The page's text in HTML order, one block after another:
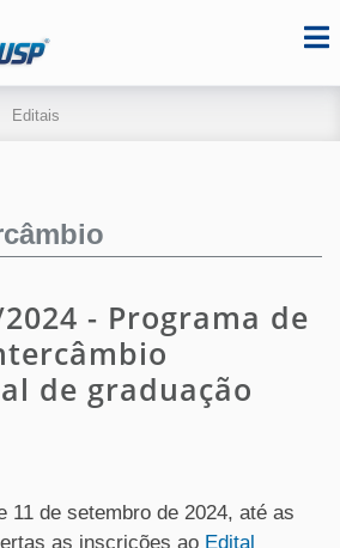
Editais
- Programa de
de graduação
11 de setembro de 2024, até as
as inscrições ao Edital